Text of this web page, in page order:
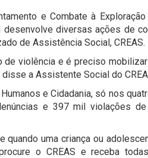
e Combate à
desenvolve diversas ações de
de Assistência Social, CREAS.
violência e é preciso
a Assistente Social do
e Cidadania, só nos
e 397 mil violações
quando uma criança ou
o CREAS e receba